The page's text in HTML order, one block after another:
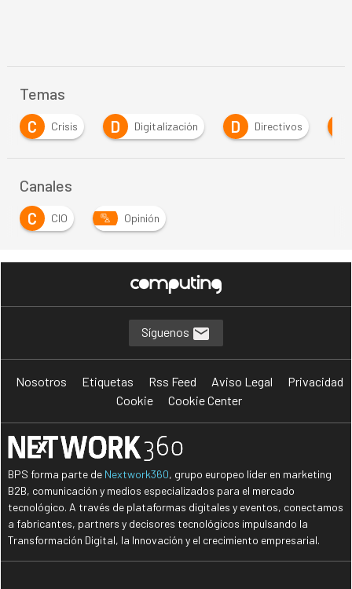
Temas
D
Digitalización D Directivos E Estrategia
Canales
C
CIO Opinión
Síguenos
Nosotros Etiquetas Rss Feed Aviso Legal
Privacidad
Cookie
Cookie Center
BPS forma parte de Nextwork360, grupo europeo líder en marketing
B2B, comunicación y medios especializados para el mercado
tecnológico. A través de plataformas digitales y eventos, conectamos
a fabricantes, partners y decisores tecnológicos impulsando la
Transformación Digital, la Innovación y el crecimiento empresarial.